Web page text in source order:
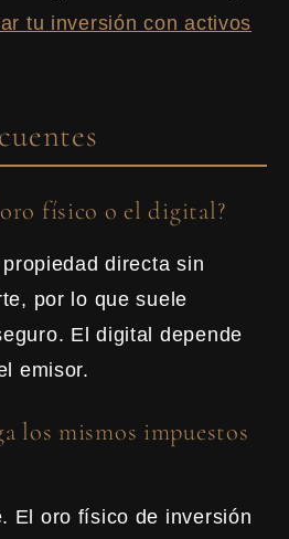
tu inversión con activos
oro físico o el digital?
directa sin
por lo que suele
El digital depende
emisor.
los mismos impuestos
El oro físico de inversión